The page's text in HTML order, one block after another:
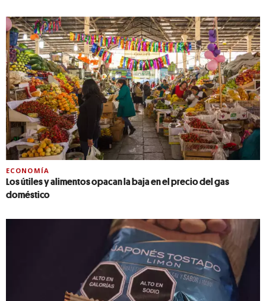
ECONOMÍA
Los útiles y alimentos opacan la baja en el precio del gas
doméstico